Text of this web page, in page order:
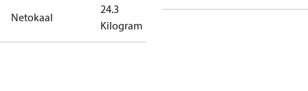
Netokaal
24.3
Kilogram